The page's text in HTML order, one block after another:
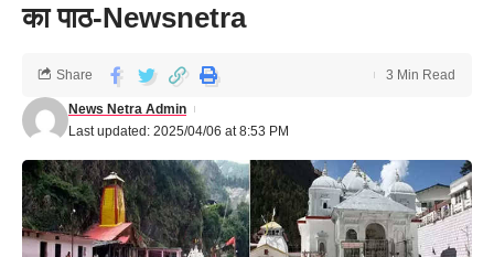
का पाठ-Newsnetra
Last updated: 2025/04/06 at 8:53 PM
News Netra Admin
Share 3 Min Read